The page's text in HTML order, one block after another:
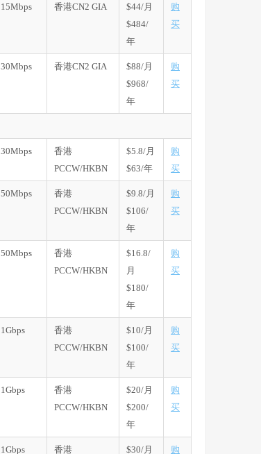
15Mbps 香港CN2 GIA
$44/月
$484/
年
购
买
30Mbps 香港CN2 GIA
$88/月
$968/
年
购
买
30Mbps
香港
PCCW/HKBN
$5.8/月
$63/年
购
买
50Mbps
香港
PCCW/HKBN
$9.8/月
$106/
年
购
买
50Mbps
香港
PCCW/HKBN
$16.8/
月
$180/
年
购
买
1Gbps
香港
PCCW/HKBN
$10/月
$100/
年
购
买
1Gbps
香港
PCCW/HKBN
$20/月
$200/
年
购
买
1Gbps 香港 $30/月 购